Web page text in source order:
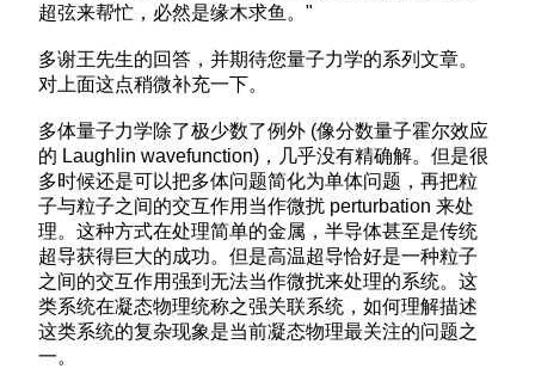
超弦来帮忙，必然是缘木求鱼。"
多谢王先生的回答，并期待您量子力学的系列文章。
对上面这点稍微补充一下。
多体量子力学除了极少数了例外 (像分数量子霍尔效应
的 Laughlin wavefunction)，几乎没有精确解。但是很
多时候还是可以把多体问题简化为单体问题，再把粒
子与粒子之间的交互作用当作微扰 perturbation 来处
理。这种方式在处理简单的金属，半导体甚至是传统
超导获得巨大的成功。但是高温超导恰好是一种粒子
之间的交互作用强到无法当作微扰来处理的系统。这
类系统在凝态物理统称之强关联系统，如何理解描述
这类系统的复杂现象是当前凝态物理最关注的问题之
一。